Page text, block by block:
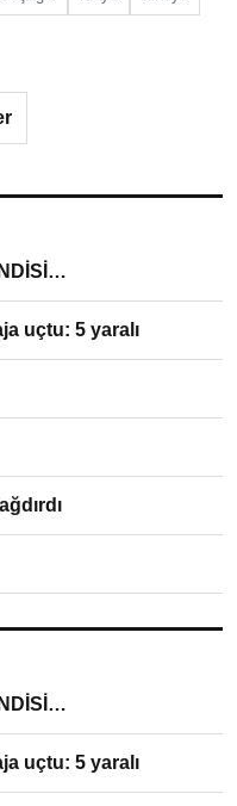
uçtu: 5 yaralı
uçtu: 5 yaralı